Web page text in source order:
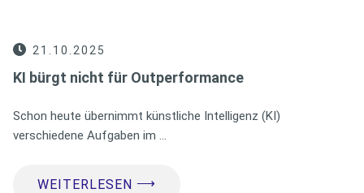
21.10.2025
KI bürgt nicht für Outperformance
Schon heute übernimmt künstliche Intelligenz (KI)
verschiedene Aufgaben im …
WEITERLESEN ⟶